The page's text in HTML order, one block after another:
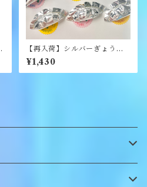
【再入荷】シルバーぎょうざ
ブローチ《むくり》
¥1,430